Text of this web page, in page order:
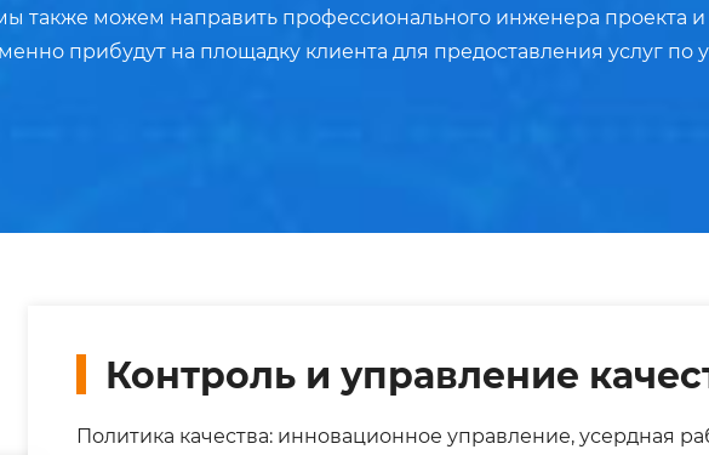
также можем направить профессионального инженера проекта
прибудут на площадку клиента для предоставления услуг по
Контроль и управление
Политика качества: инновационное управление, усердная